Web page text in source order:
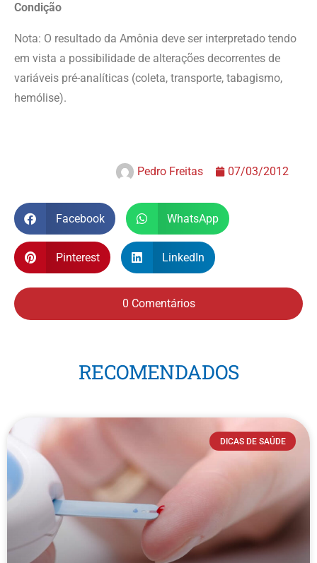
Condição
Nota: O resultado da Amônia deve ser interpretado tendo
em vista a possibilidade de alterações decorrentes de
variáveis pré-analíticas (coleta, transporte, tabagismo,
hemólise).
Pedro Freitas 07/03/2012
Facebook WhatsApp
Pinterest LinkedIn
0 Comentários
RECOMENDADOS
DICAS DE SAÚDE